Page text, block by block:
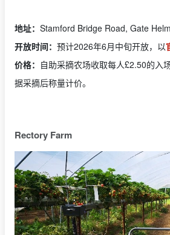
地址： Stamford Bridge Road, Gate
开放时间： 预计2026年6月中旬开放，以
价格： 自助采摘农场收取每人£2.50的入
据采摘后称量计价。
Rectory Farm